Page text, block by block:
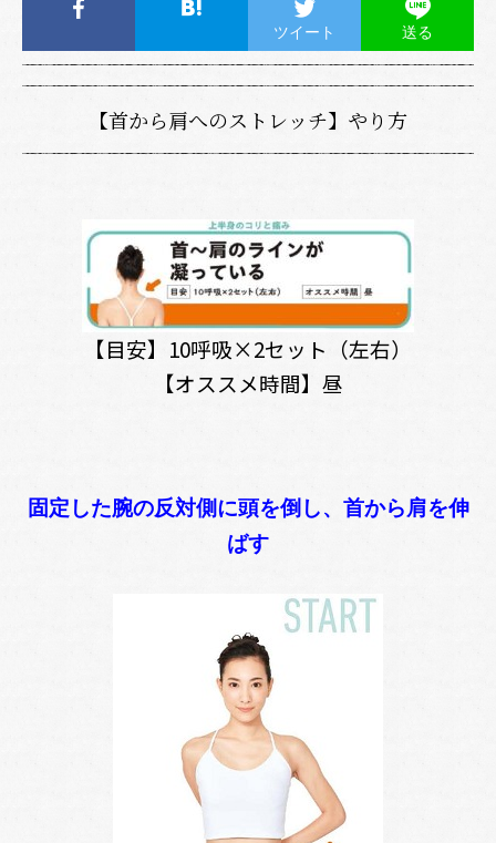
ツイート 送る
【首から肩へのストレッチ】やり方
【目安】10呼吸×2セット（左右）
【オススメ時間】昼
固定した腕の反対側に頭を倒し、首から肩を伸
ばす